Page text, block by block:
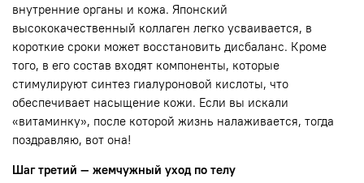
внутренние органы и кожа. Японский
высококачественный коллаген легко усваивается, в
короткие сроки может восстановить дисбаланс. Кроме
того, в его состав входят компоненты, которые
стимулируют синтез гиалуроновой кислоты, что
обеспечивает насыщение кожи. Если вы искали
«витаминку», после которой жизнь налаживается, тогда
поздравляю, вот она!
Шаг третий — жемчужный уход по телу